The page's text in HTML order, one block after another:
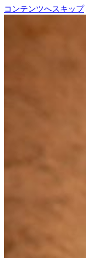
コンテンツへスキップ